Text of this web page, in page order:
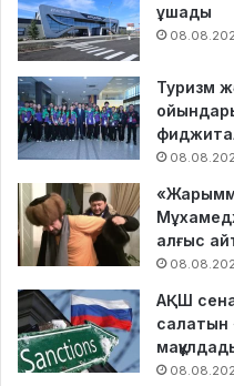
ұшады
Туризм
алғыс
АҚШ
салатын